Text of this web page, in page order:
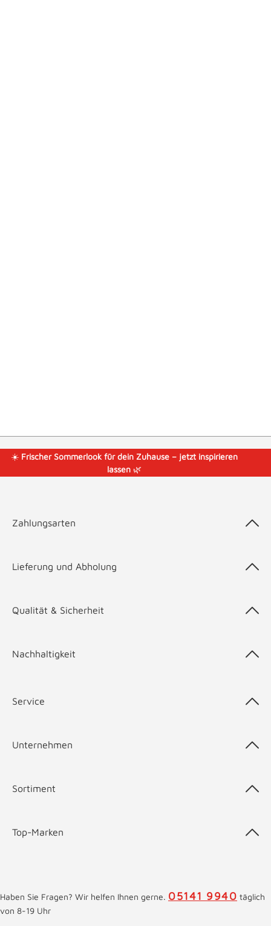
☀️ Frischer Sommerlook für dein Zuhause – jetzt inspirieren
lassen🌿
Zahlungsarten
Lieferung und Abholung
Qualität & Sicherheit
Nachhaltigkeit
Service
Unternehmen
Sortiment
Top-Marken
Haben Sie Fragen? Wir helfen Ihnen gerne. 05141 9940 täglich
von 8-19 Uhr